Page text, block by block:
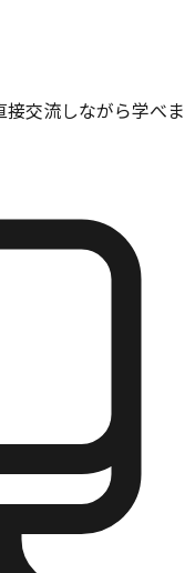
交流しながら学べま